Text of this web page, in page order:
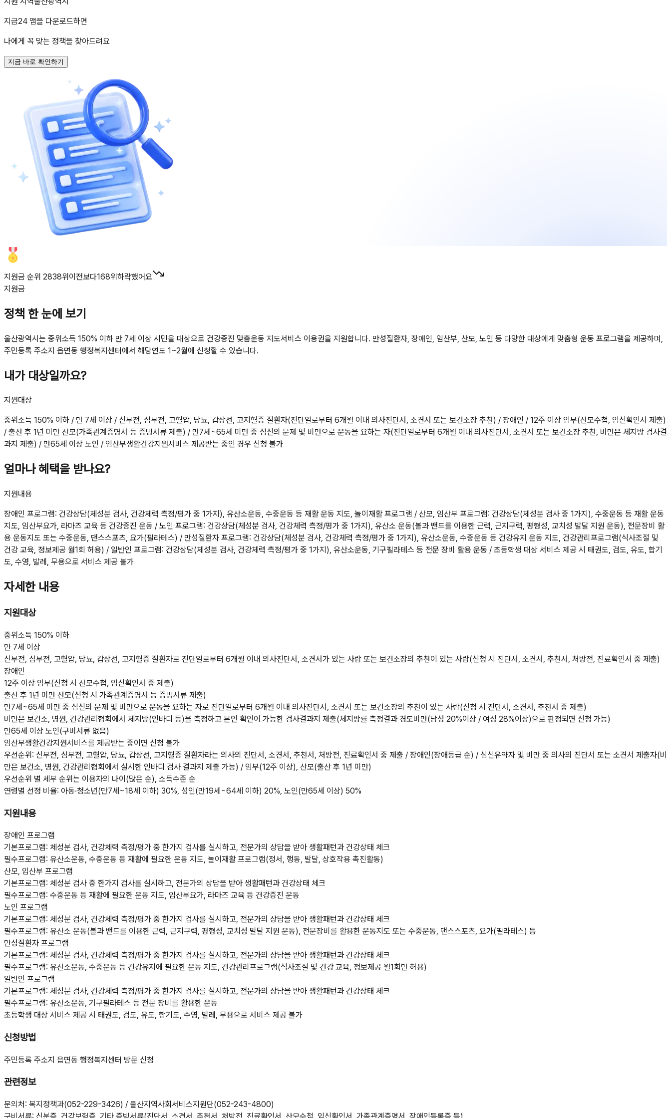
지금24 앱을 다운로드하면
나에게 꼭 맞는 정책을 찾아드려요
지금 바로 확인하기
지원금 순위 2838위이전보다168위하락했어요
지원금
정책 한 눈에 보기
울산광역시는 중위소득 150% 이하 만 7세 이상 시민을 대상으로 건강증진 맞춤운동 지도서비스 이용권을 지원합니다. 만성질환자, 장애인, 임산부, 산모, 노인 등 다양한 대상에게 맞춤형 운동 프로그램을 제공하며,
주민등록 주소지 읍면동 행정복지센터에서 해당연도 1~2월에 신청할 수 있습니다.
내가 대상일까요?
지원대상
중위소득 150% 이하 / 만 7세 이상 / 신부전, 심부전, 고혈압, 당뇨, 갑상선, 고지혈증 질환자(진단일로부터 6개월 이내 의사진단서, 소견서 또는 보건소장 추천) / 장애인 / 12주 이상 임부(산모수첩, 임신확인서 제출)
/ 출산 후 1년 미만 산모(가족관계증명서 등 증빙서류 제출) / 만7세~65세 미만 중 심신의 문제 및 비만으로 운동을 요하는 자(진단일로부터 6개월 이내 의사진단서, 소견서 또는 보건소장 추천, 비만은 체지방 검사결
과지 제출) / 만65세 이상 노인 / 임산부생활건강지원서비스 제공받는 중인 경우 신청 불가
얼마나 혜택을 받나요?
지원내용
장애인 프로그램: 건강상담(체성분 검사, 건강체력 측정/평가 중 1가지), 유산소운동, 수중운동 등 재활 운동 지도, 놀이재활 프로그램 / 산모, 임산부 프로그램: 건강상담(체성분 검사 중 1가지), 수중운동 등 재활 운동
지도, 임산부요가, 라마즈 교육 등 건강증진 운동 / 노인 프로그램: 건강상담(체성분 검사, 건강체력 측정/평가 중 1가지), 유산소 운동(볼과 밴드를 이용한 근력, 근지구력, 평형성, 교치성 발달 지원 운동), 전문장비 활
용 운동지도 또는 수중운동, 댄스스포츠, 요가(필라테스) / 만성질환자 프로그램: 건강상담(체성분 검사, 건강체력 측정/평가 중 1가지), 유산소운동, 수중운동 등 건강유지 운동 지도, 건강관리프로그램(식사조절 및
건강 교육, 정보제공 월1회 허용) / 일반인 프로그램: 건강상담(체성분 검사, 건강체력 측정/평가 중 1가지), 유산소운동, 기구필라테스 등 전문 장비 활용 운동 / 초등학생 대상 서비스 제공 시 태권도, 검도, 유도, 합기
도, 수영, 발레, 무용으로 서비스 제공 불가
자세한 내용
지원대상
중위소득 150% 이하
만 7세 이상
신부전, 심부전, 고혈압, 당뇨, 갑상선, 고지혈증 질환자로 진단일로부터 6개월 이내 의사진단서, 소견서가 있는 사람 또는 보건소장의 추천이 있는 사람(신청 시 진단서, 소견서, 추천서, 처방전, 진료확인서 중 제출)
장애인
12주 이상 임부(신청 시 산모수첩, 임신확인서 중 제출)
출산 후 1년 미만 산모(신청 시 가족관계증명서 등 증빙서류 제출)
만7세~65세 미만 중 심신의 문제 및 비만으로 운동을 요하는 자로 진단일로부터 6개월 이내 의사진단서, 소견서 또는 보건소장의 추천이 있는 사람(신청 시 진단서, 소견서, 추천서 중 제출)
비만은 보건소, 병원, 건강관리협회에서 체지방(인바디 등)을 측정하고 본인 확인이 가능한 검사결과지 제출(체지방률 측정결과 경도비만(남성 20%이상 / 여성 28%이상)으로 판정되면 신청 가능)
만65세 이상 노인(구비서류 없음)
임산부생활건강지원서비스를 제공받는 중이면 신청 불가
우선순위: 신부전, 심부전, 고혈압, 당뇨, 갑상선, 고지혈증 질환자라는 의사의 진단서, 소견서, 추천서, 처방전, 진료확인서 중 제출 / 장애인(장애등급 순) / 심신유약자 및 비만 중 의사의 진단서 또는 소견서 제출자(비
만은 보건소, 병원, 건강관리협회에서 실시한 인바디 검사 결과지 제출 가능) / 임부(12주 이상), 산모(출산 후 1년 미만)
우선순위 별 세부 순위는 이용자의 나이(많은 순), 소득수준 순
연령별 선정 비율: 아동·청소년(만7세~18세 이하) 30%, 성인(만19세~64세 이하) 20%, 노인(만65세 이상) 50%
지원내용
장애인 프로그램
기본프로그램: 체성분 검사, 건강체력 측정/평가 중 한가지 검사를 실시하고, 전문가의 상담을 받아 생활패턴과 건강상태 체크
필수프로그램: 유산소운동, 수중운동 등 재활에 필요한 운동 지도, 놀이재활 프로그램(정서, 행동, 발달, 상호작용 촉진활동)
산모, 임산부 프로그램
기본프로그램: 체성분 검사 중 한가지 검사를 실시하고, 전문가의 상담을 받아 생활패턴과 건강상태 체크
필수프로그램: 수중운동 등 재활에 필요한 운동 지도, 임산부요가, 라마즈 교육 등 건강증진 운동
노인 프로그램
기본프로그램: 체성분 검사, 건강체력 측정/평가 중 한가지 검사를 실시하고, 전문가의 상담을 받아 생활패턴과 건강상태 체크
필수프로그램: 유산소 운동(볼과 밴드를 이용한 근력, 근지구력, 평형성, 교치성 발달 지원 운동), 전문장비를 활용한 운동지도 또는 수중운동, 댄스스포츠, 요가(필라테스) 등
만성질환자 프로그램
기본프로그램: 체성분 검사, 건강체력 측정/평가 중 한가지 검사를 실시하고, 전문가의 상담을 받아 생활패턴과 건강상태 체크
필수프로그램: 유산소운동, 수중운동 등 건강유지에 필요한 운동 지도, 건강관리프로그램(식사조절 및 건강 교육, 정보제공 월1회만 허용)
일반인 프로그램
기본프로그램: 체성분 검사, 건강체력 측정/평가 중 한가지 검사를 실시하고, 전문가의 상담을 받아 생활패턴과 건강상태 체크
필수프로그램: 유산소운동, 기구필라테스 등 전문 장비를 활용한 운동
초등학생 대상 서비스 제공 시 태권도, 검도, 유도, 합기도, 수영, 발레, 무용으로 서비스 제공 불가
신청방법
주민등록 주소지 읍면동 행정복지센터 방문 신청
관련정보
문의처: 복지정책과(052-229-3426) / 울산지역사회서비스지원단(052-243-4800)